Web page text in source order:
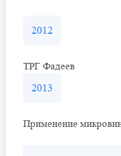
2012
ТРГ Фадеев
2013
Применение